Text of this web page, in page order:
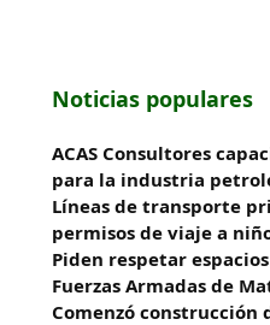
Noticias populares
ACAS Consultores
para la industria
Líneas de transporte
permisos de viaje a
Piden respetar
Fuerzas Armadas de
​Comenzó construcción